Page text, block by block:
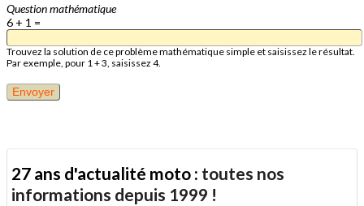
Question mathématique
6 + 1 =
Trouvez la solution de ce problème mathématique simple et saisissez le résultat.
Par exemple, pour 1 + 3, saisissez 4.
27 ans d'actualité moto : toutes nos
informations depuis 1999 !